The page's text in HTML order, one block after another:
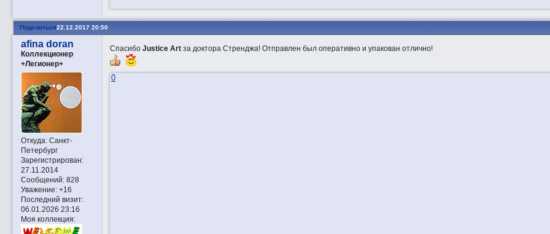
Поделиться22.12.2017 20:50
afina doran
Коллекционер
+Легионер+
Откуда:Санкт-
Петербург
Зарегистрирован:
27.11.2014
Сообщений:828
Уважение: +16
Последний визит:
06.01.2026 23:16
Моя коллекция:
Спасибо Justice Artза доктора Стренджа! Отправлен был оперативно и упакован отлично!
0